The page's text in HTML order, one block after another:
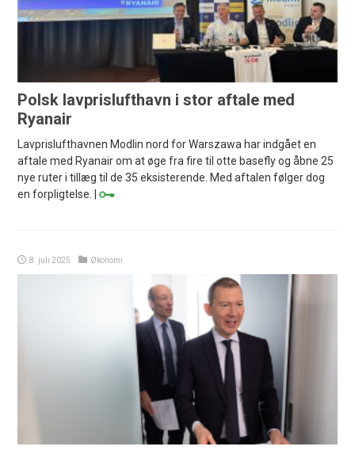
Polsk lavprislufthavn i stor aftale med
Ryanair
Lavprislufthavnen Modlin nord for Warszawa har indgået en
aftale med Ryanair om at øge fra fire til otte basefly og åbne 25
nye ruter i tillæg til de 35 eksisterende. Med aftalen følger dog
en forpligtelse. |
8. juli 2025 Økonomi